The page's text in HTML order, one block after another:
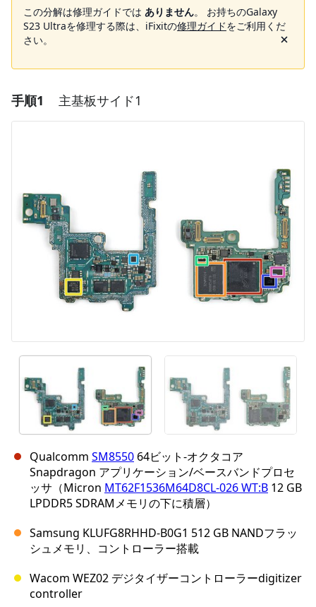
この分解は修理ガイドでは ありません。 お持ちのGalaxy
S23 Ultraを修理する際は、iFixitの修理ガイドをご利用くだ
さい。
手順1 主基板サイド1
Qualcomm SM8550 64ビット-オクタコア
Snapdragon アプリケーション/ベースバンドプロセ
ッサ（Micron MT62F1536M64D8CL-026 WT:B 12 GB
LPDDR5 SDRAMメモリの下に積層）
Samsung KLUFG8RHHD-B0G1 512 GB NANDフラッ
シュメモリ、コントローラー搭載
Wacom WEZ02 デジタイザーコントローラーdigitizer
controller